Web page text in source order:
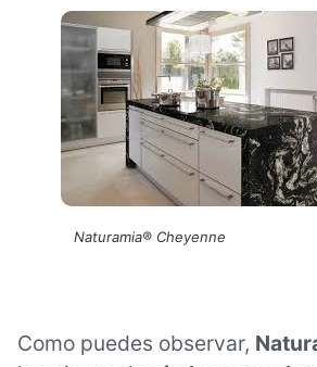
Naturamia® Cheyenne
Como puedes observar,